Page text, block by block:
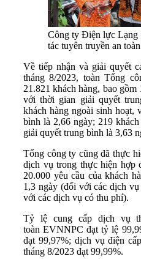
Công ty Điện lực Lạng
tác tuyên truyền an
Về tiếp nhận và giải quyết
tháng 8/2023, toàn Tổng
21.821 khách hàng, bao gồm
với thời gian giải quyết
khách hàng ngoài sinh hoạt,
bình là 2,66 ngày; 219
giải quyết trung bình là 3,63
Tổng công ty cũng đã thực
dịch vụ trong thực hiện hợp
20.000 yêu cầu của khách
1,3 ngày (đối với các dịch
với các dịch vụ có thu phí).
Tỷ lệ cung cấp dịch vụ
toàn EVNNPC đạt tỷ lệ
đạt 99,97%; dịch vụ điện
tháng 8/2023 đạt 99,99%.